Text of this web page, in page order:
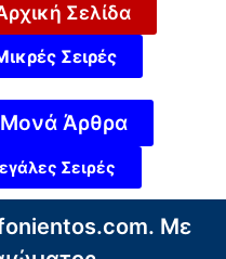
Σελίδα
Σειρές
Άρθρα
Σειρές
Με